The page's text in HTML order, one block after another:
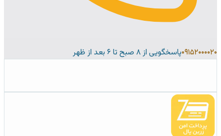
۰۹۱۵۲۰۰۰۰۲۰پاسخگویی از ۸ صبح تا ۶ بعد از ظهر